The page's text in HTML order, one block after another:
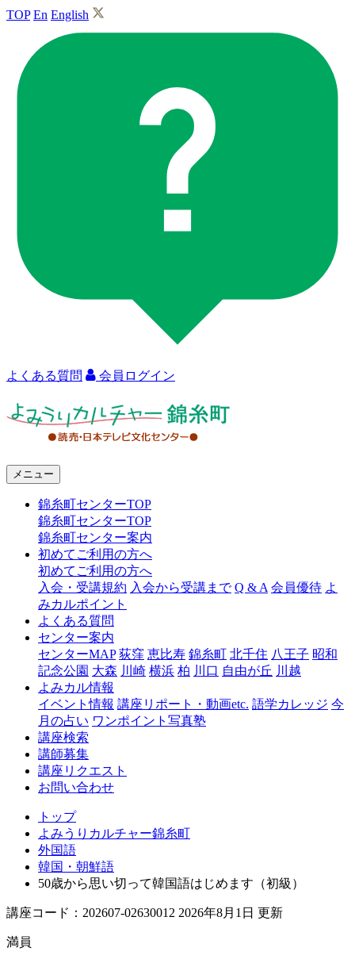
TOP En English
よくある質問 会員ログイン
ャ
糸
メニュー
錦糸町センターTOP
錦糸町センターTOP
錦糸町センター案内
初めてご利用の方へ
初めてご利用の方へ
入会・受講規約 入会から受講まで Q & A 会員優待 よ
みカルポイント
よくある質問
センター案内
センターMAP 荻窪 恵比寿 錦糸町 北千住 八王子 昭和
記念公園 大森 川崎 横浜 柏 川口 自由が丘 川越
よみカル情報
イベント情報 講座リポート・動画etc. 語学カレッジ 今
月の占い ワンポイント写真塾
講座検索
講師募集
講座リクエスト
お問い合わせ
トップ
よみうりカルチャー錦糸町
外国語
韓国・朝鮮語
50歳から思い切って韓国語はじめます（初級）
講座コード：202607-02630012 2026年8月1日 更新
満員